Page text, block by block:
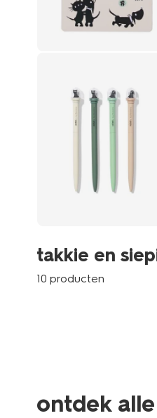
takkie en
10 producten
ontdek